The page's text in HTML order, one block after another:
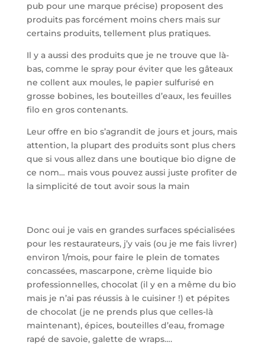
pub pour une marque précise) proposent des
produits pas forcément moins chers mais sur
certains produits, tellement plus pratiques.
Il y a aussi des produits que je ne trouve que là-
bas, comme le spray pour éviter que les gâteaux
ne collent aux moules, le papier sulfurisé en
grosse bobines, les bouteilles d’eaux, les feuilles
filo en gros contenants.
Leur offre en bio s’agrandit de jours et jours, mais
attention, la plupart des produits sont plus chers
que si vous allez dans une boutique bio digne de
ce nom… mais vous pouvez aussi juste profiter de
la simplicité de tout avoir sous la main
Donc oui je vais en grandes surfaces spécialisées
pour les restaurateurs, j’y vais (ou je me fais livrer)
environ 1/mois, pour faire le plein de tomates
concassées, mascarpone, crème liquide bio
professionnelles, chocolat (il y en a même du bio
mais je n’ai pas réussis à le cuisiner !) et pépites
de chocolat (je ne prends plus que celles-là
maintenant), épices, bouteilles d’eau, fromage
rapé de savoie, galette de wraps….